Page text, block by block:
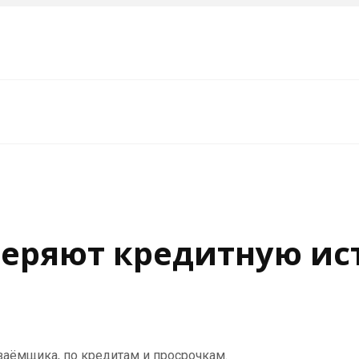
кредитную
по кредитам и просрочкам.